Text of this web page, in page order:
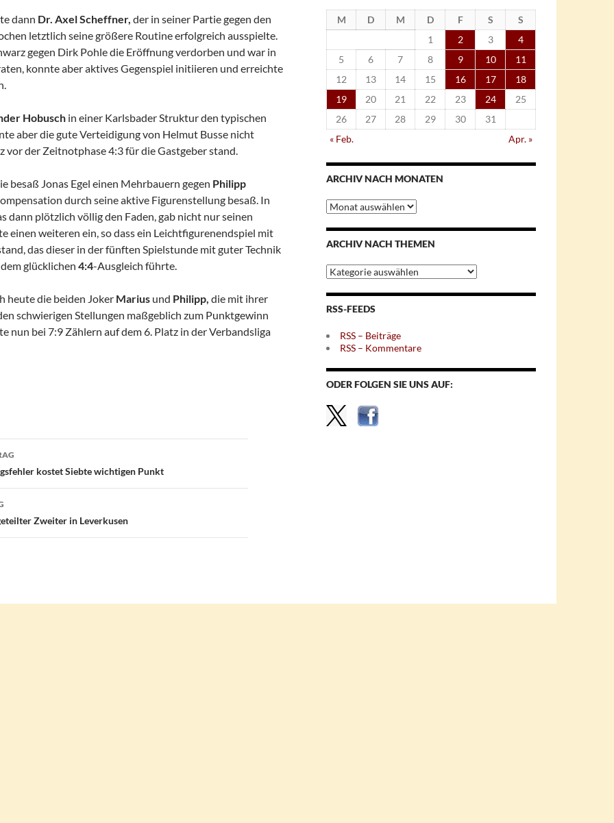
dann Dr. Axel Scheffner, der in seiner Partie gegen den
letztlich seine größere Routine erfolgreich ausspielte.
gegen Dirk Pohle die Eröffnung verdorben und war in
konnte aber aktives Gegenspiel initiieren und erreichte
Hobusch in einer Karlsbader Struktur den typischen
aber die gute Verteidigung von Helmut Busse nicht
vor der Zeitnotphase 4:3 für die Gastgeber stand.
besaß Jonas Egel einen Mehrbauern gegen Philipp
durch seine aktive Figurenstellung besaß. In
dann plötzlich völlig den Faden, gab nicht nur seinen
einen weiteren ein, so dass ein Leichtfigurenendspiel mit
das dieser in der fünften Spielstunde mit guter Technik
glücklichen 4:4-Ausgleich führte.
heute die beiden Joker Marius und Philipp, die mit ihrer
schwierigen Stellungen maßgeblich zum Punktgewinn
nun bei 7:9 Zählern auf dem 6. Platz in der Verbandsliga
kostet Siebte wichtigen Punkt
Zweiter in Leverkusen
M D M D F S
S
1
2 3
4
5
6 7 8 9 10
11
12
13 14 15 16 17
18
19
20 21 22 23 24
25
26
27 28 29 30
31
« Feb.
Apr. »
ARCHIV NACH MONATEN
Archiv
nach
Monaten
ARCHIV NACH THEMEN
Archiv
nach
Themen
RSS-FEEDS
RSS – Beiträge
RSS – Kommentare
ODER FOLGEN SIE UNS AUF: